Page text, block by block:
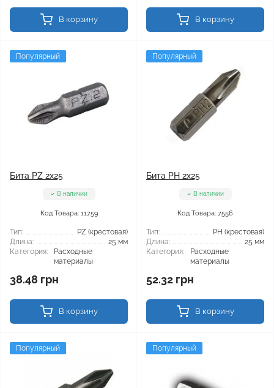
В корзину В корзину
Популярный
Бита PZ 2x25
В наличии
Код Товара: 11759
Тип:
PZ (крестовая)
Длина:
25 мм
Категория:
Расходные
материалы
38.48 грн
В корзину
Популярный
Бита PH 2x25
В наличии
Код Товара: 7556
Тип:
РН (крестовая)
Длина:
25 мм
Категория:
Расходные
материалы
52.32 грн
В корзину
Популярный Популярный